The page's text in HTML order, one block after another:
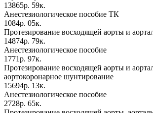
13865р. 59к.
Анестезиологическое пособие ТК
1084р. 05к.
Протезирование восходящей аорты и
14874р. 79к.
Анестезиологическое пособие
1771р. 97к.
Протезирование восходящей аорты и
аортокоронарное шунтирование
15694р. 13к.
Анестезиологическое пособие
2728р. 65к.